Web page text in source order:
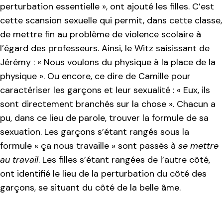
perturbation essentielle », ont ajouté les filles. C’est
cette scansion sexuelle qui permit, dans cette classe,
de mettre fin au problème de violence scolaire à
l’égard des professeurs. Ainsi, le Witz saisissant de
Jérémy : « Nous voulons du physique à la place de la
physique ». Ou encore, ce dire de Camille pour
caractériser les garçons et leur sexualité : « Eux, ils
sont directement branchés sur la chose ». Chacun a
pu, dans ce lieu de parole, trouver la formule de sa
sexuation. Les garçons s’étant rangés sous la
formule « ça nous travaille » sont passés à se mettre
au travail. Les filles s’étant rangées de l’autre côté,
ont identifié le lieu de la perturbation du côté des
garçons, se situant du côté de la belle âme.